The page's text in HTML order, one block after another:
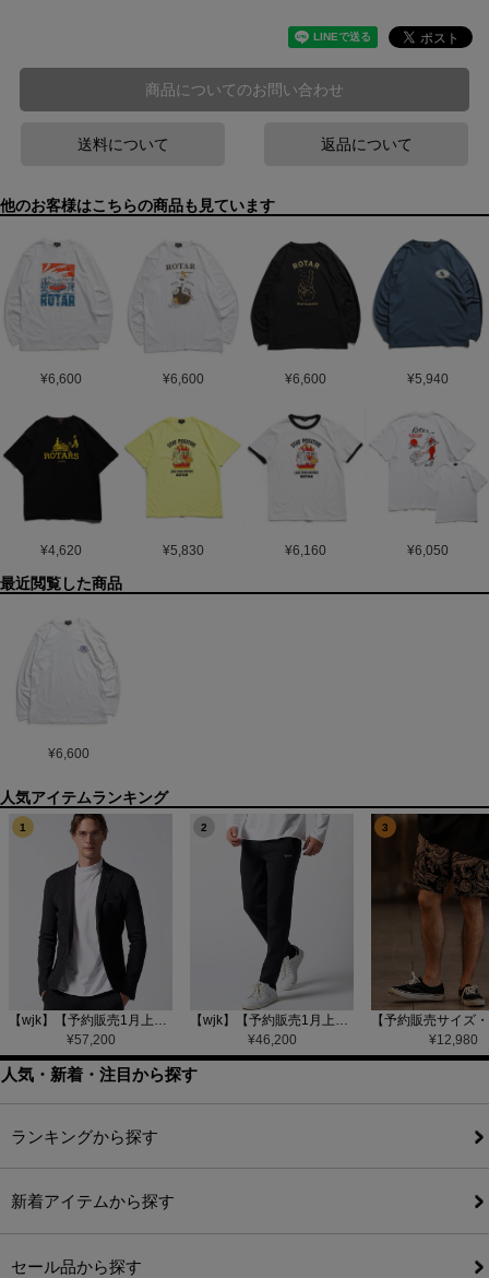
商品についてのお問い合わせ
送料について 返品について
他のお客様はこちらの商品も見ています
¥6,600 ¥6,600 ¥6,600 ¥5,940
¥4,620 ¥5,830 ¥6,160 ¥6,050
最近閲覧した商品
¥6,600
1
【wjk】【予約販売1月上旬～中旬入荷】function knit jacket(jacquard check) ニットジャケット(207 mw08j)
¥57,200
2
【wjk】【予約販売1月上旬～中旬入荷】function knit easy slacks(jacquard check) ニットイージーパンツ(504 mw08j)
¥46,200
3
¥12,980
人気・新着・注目から探す
ランキングから探す
新着アイテムから探す
セール品から探す